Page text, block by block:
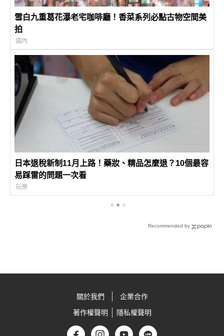
雪白九重葛花瀑老宅咖啡廳！香菜系列必點古物空間美
拍
國內
日本退稅新制11月上路！藥妝、精品怎麼退？10個最容
易踩雷的問題一次看
玩樂
Recommended by
關於我們
企業合作
著作權聲明
隱私權聲明